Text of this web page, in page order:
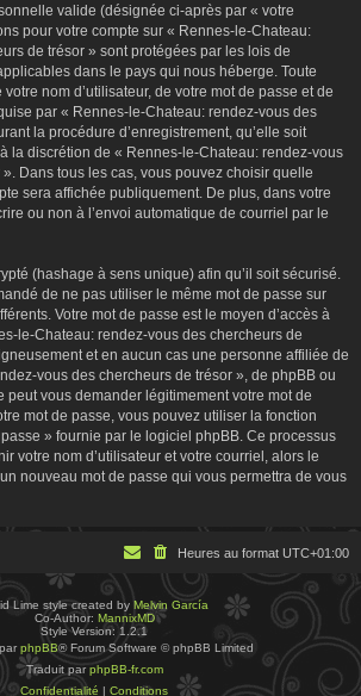
valide (désignée ci-après par « votre
pour votre compte sur « Rennes-le-Chateau:
de trésor » sont protégées par les lois de
dans le pays qui nous héberge. Toute
nom d’utilisateur, de votre mot de passe et de
par « Rennes-le-Chateau: rendez-vous des
la procédure d’enregistrement, qu’elle soit
la discrétion de « Rennes-le-Chateau: rendez-vous
Dans tous les cas, vous pouvez choisir quelle
sera affichée publiquement. De plus, dans votre
ou non à l’envoi automatique de courriel par le
(hashage à sens unique) afin qu’il soit sécurisé.
de ne pas utiliser le même mot de passe sur
Votre mot de passe est le moyen d’accès à
le-Chateau: rendez-vous des chercheurs de
et en aucun cas une personne affiliée de
vous des chercheurs de trésor », de phpBB ou
peut vous demander légitimement votre mot de
mot de passe, vous pouvez utiliser la fonction
» fournie par le logiciel phpBB. Ce processus
votre nom d’utilisateur et votre courriel, alors le
nouveau mot de passe qui vous permettra de vous
Heures au format UTC+01:00
Lime style created by Melvin García
Co-Author: MannixMD
Style Version: 1.2.1
phpBB® Forum Software © phpBB Limited
Traduit parphpBB-fr.com
Confidentialité | Conditions